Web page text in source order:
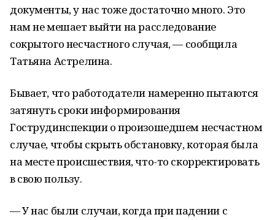
документы, у нас тоже достаточно много. Это
нам не мешает выйти на расследование
сокрытого несчастного случая, — сообщила
Татьяна Астрелина.
Бывает, что работодатели намеренно пытаются
затянуть сроки информирования
Гострудинспекции о произошедшем несчастном
случае, чтобы скрыть обстановку, которая была
на месте происшествия, что-то скорректировать
в свою пользу.
— У нас были случаи, когда при падении с